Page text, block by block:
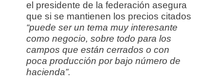
el presidente de la federación asegura
que si se mantienen los precios citados
“puede ser un tema muy interesante
como negocio, sobre todo para los
campos que están cerrados o con
poca producción por bajo número de
hacienda”.